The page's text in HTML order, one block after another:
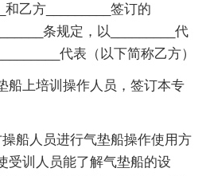
和乙方_________签订的
条规定，以_________代
代表（以下简称乙方）
船上培训操作人员，签订本专
船人员进行气垫船操作使用方
受训人员能了解气垫船的设